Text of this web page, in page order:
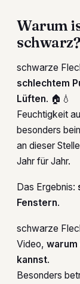
Warum
schwarze
schlechtem
Lüften. 🏠💧
Feuchtigkeit
besonders
an dieser
Jahr für Jahr.
Das Ergebnis:
Fenstern.
schwarze
Video,
kannst.
Besonders